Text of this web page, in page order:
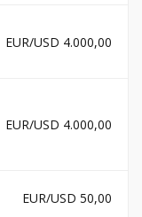
EUR/USD 4.000,00
EUR/USD 4.000,00
EUR/USD 50,00